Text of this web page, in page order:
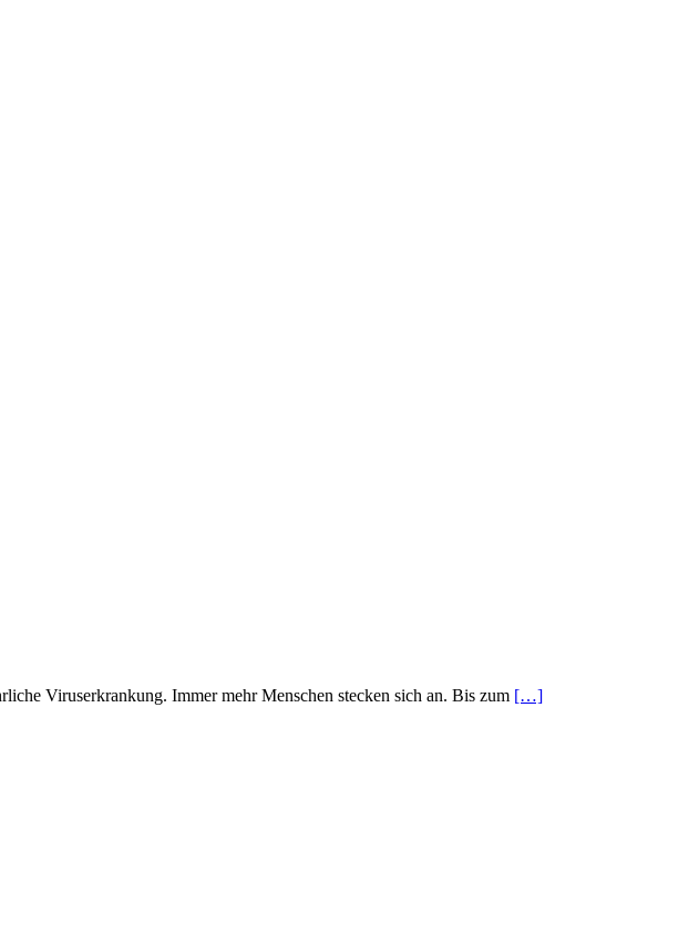
Viruserkrankung. Immer mehr Menschen stecken sich an. Bis zum […]